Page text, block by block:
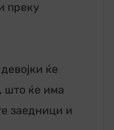
преку
ќе
што ќе има
заедници и